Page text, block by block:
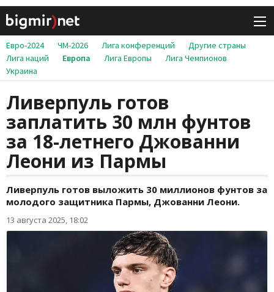
Евро-2024 ЧМ-2026 Лига конференций
Другие страны
Лига наций
Европа Лига Европы
Лига Чемпионов
Украина
Ливерпуль готов
заплатить 30 млн фунтов
за 18-летнего Джованни
Леони из Пармы
Ливерпуль готов выложить 30 миллионов фунтов за
молодого защитника Пармы, Джованни Леони.
13 августа 2025, 18:02